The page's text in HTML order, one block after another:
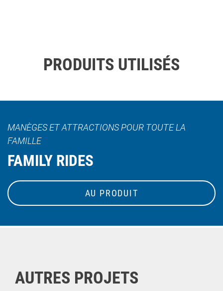
PRODUITS UTILISÉS
MANÈGES ET ATTRACTIONS POUR TOUTE LA
FAMILLE
FAMILY RIDES
AU PRODUIT
AUTRES PROJETS